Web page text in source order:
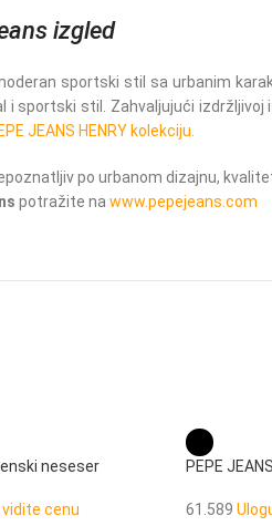
izgled
sportski stil sa urbanim
i sportski stil. Zahvaljujući
JEANS HENRY kolekciju.
po urbanom dizajnu,
potražite na www.pepejeans.com
neseser
cenu
PEPE
61.589